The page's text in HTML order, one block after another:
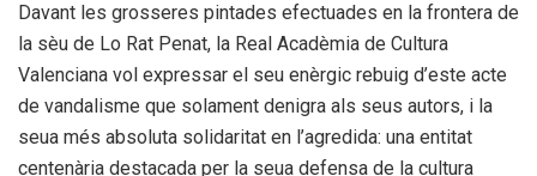
Davant les grosseres pintades efectuades en la frontera de
la sèu de Lo Rat Penat, la Real Acadèmia de Cultura
Valenciana vol expressar el seu enèrgic rebuig d’este acte
de vandalisme que solament denigra als seus autors, i la
seua més absoluta solidaritat en l’agredida: una entitat
centenària destacada per la seua defensa de la cultura